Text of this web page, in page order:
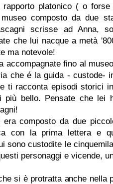
rapporto platonico ( o
composto da due
scrisse ad Anna,
che lui nacque a metà
ma notevole!
accompagnate fino al
che é la guida - custode-
ti racconta episodi storici
più bello. Pensate che lei
era composto da due
con la prima lettera e
sono custodite le
personaggi e vicende,
si è protratta anche nella